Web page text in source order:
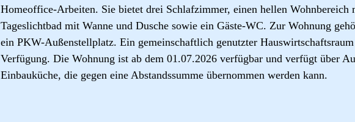
Homeoffice-Arbeiten. Sie bietet drei Schlafzimmer, einen hellen
Tageslichtbad mit Wanne und Dusche sowie ein Gäste-WC. Zur Wohnung
ein PKW-Außenstellplatz. Ein gemeinschaftlich genutzter
Verfügung. Die Wohnung ist ab dem 01.07.2026 verfügbar und verfügt über
Einbauküche, die gegen eine Abstandssumme übernommen werden kann.